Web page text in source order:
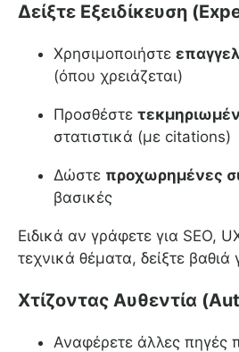
Δείξτε Εξειδίκευση
Χρησιμοποιήστε
(όπου χρειάζεται)
Προσθέστε
στατιστικά (με citations)
Δώστε προχωρημένες
βασικές
Ειδικά αν γράφετε για SEO,
τεχνικά θέματα, δείξτε
Χτίζοντας Αυθεντία
Αναφέρετε άλλες πηγές